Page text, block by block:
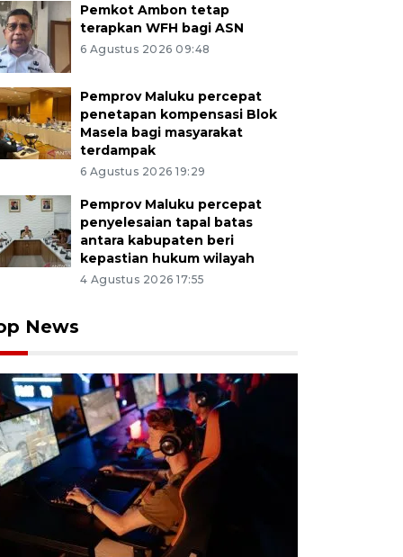
Pemkot Ambon tetap
terapkan WFH bagi ASN
6 Agustus 2026 09:48
Pemprov Maluku percepat
penetapan kompensasi Blok
Masela bagi masyarakat
terdampak
6 Agustus 2026 19:29
Pemprov Maluku percepat
penyelesaian tapal batas
antara kabupaten beri
kepastian hukum wilayah
4 Agustus 2026 17:55
News